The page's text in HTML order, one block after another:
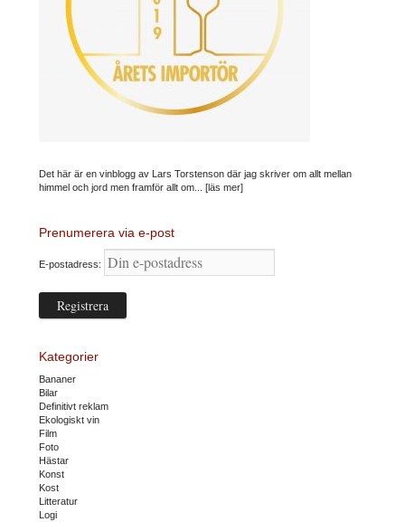
Det här är en vinblogg av Lars Torstenson där jag skriver om allt mellan
himmel och jord men framför allt om... [läs mer]
Prenumerera via e-post
E-postadress:
Kategorier
Bananer
Bilar
Definitivt reklam
Ekologiskt vin
Film
Foto
Hästar
Konst
Kost
Litteratur
Logi